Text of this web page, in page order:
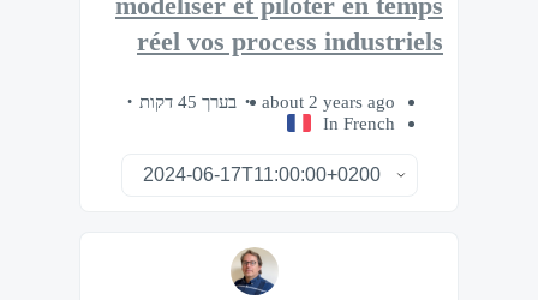
réel vos process industriels
about 2 years ago
בערך 45 דקות
In French